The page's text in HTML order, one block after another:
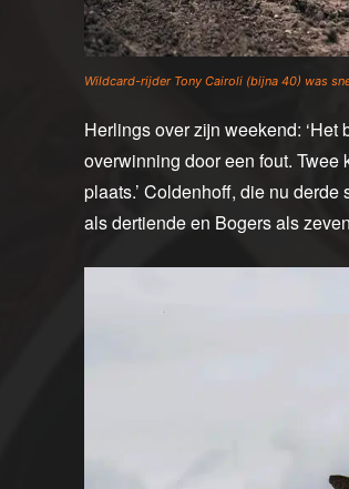
Wildcard-rijder Tony Cairoli (bijna 40) was
Herlings over zijn weekend:
overwinning door een fout.
plaats.’ Coldenhoff, die nu
als dertiende en Bogers als